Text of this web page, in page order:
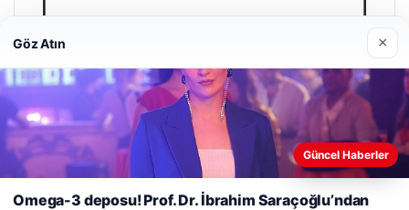
Enes Kaplan Avukatlık Bürosu
deneyiminizi kişiselleştirmek ve geliştirmek amacıyla çerezler
Göz Atın ×
Güncel Haberler
Omega-3 deposu! Prof. Dr. İbrahim Saraçoğlu’ndan